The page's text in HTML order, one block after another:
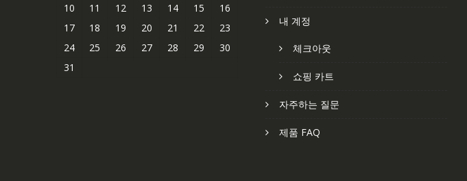
10
11 12 13 14 15
16
17
18 19 20 21 22
23
24
25 26 27 28 29
30
31
내 계정
체크아웃
쇼핑 카트
자주하는 질문
제품 FAQ